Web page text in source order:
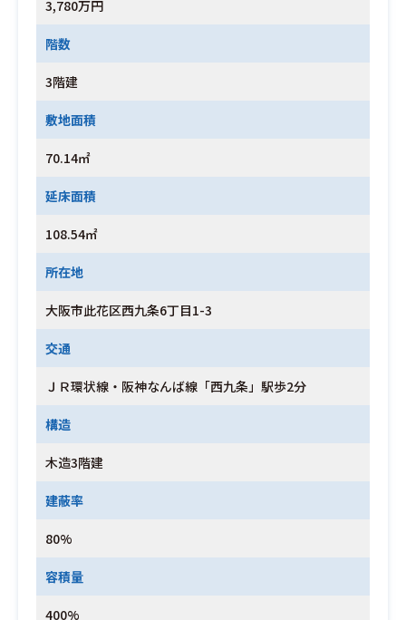
3,780万円
階数
3階建
敷地面積
70.14㎡
延床面積
108.54㎡
所在地
大阪市此花区西九条6丁目1-3
交通
ＪＲ環状線・阪神なんば線「西九条」駅歩2分
構造
木造3階建
建蔽率
80%
容積量
400%